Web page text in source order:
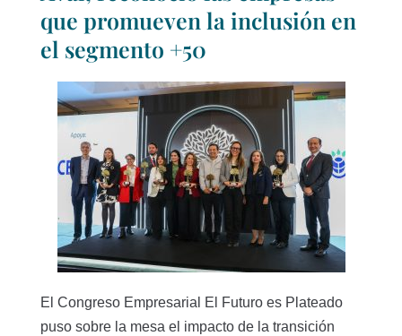
que promueven la inclusión en
el segmento +50
El Congreso Empresarial El Futuro es Plateado
puso sobre la mesa el impacto de la transición